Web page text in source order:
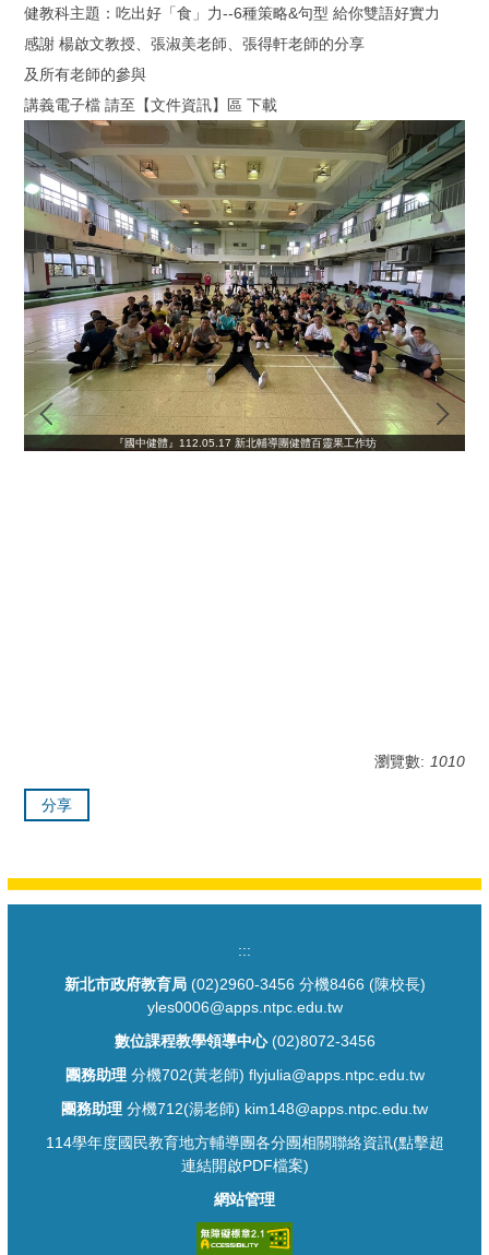
健教科主題：吃出好「食」力--6種策略&句型 給你雙語好實力
感謝 楊啟文教授、張淑美老師、張得軒老師的分享
及所有老師的參與
講義電子檔 請至【文件資訊】區 下載
『國中健體』112.05.17 新北輔導團健體百靈果工作坊
瀏覽數: 1010
分享
:::
新北市政府教育局(02)2960-3456 分機8466 (陳校長)
yles0006@apps.ntpc.edu.tw
數位課程教學領導中心(02)8072-3456
團務助理分機702(黃老師) flyjulia@apps.ntpc.edu.tw
團務助理 分機712(湯老師) kim148@apps.ntpc.edu.tw
114學年度國民教育地方輔導團各分團相關聯絡資訊(點擊超
連結開啟PDF檔案)
網站管理